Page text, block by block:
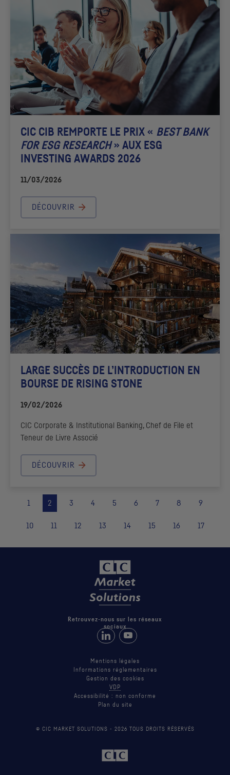
CIC CIB REMPORTE LE PRIX « BEST BANK
FOR ESGRESEARCH» AUX ESG
INVESTING AWARDS 2026
11/03/2026
DÉCOUVRIR
LARGE SUCCÈS DE L’INTRODUCTION EN
BOURSE DE RISING STONE
19/02/2026
CIC Corporate & Institutional
Banking, Chef de File et
Teneur de Livre Associé
DÉCOUVRIR
1 2 3 4 5 6 7 8 9
10 11 12 13 14 15 16 17
Retrouvez-nous sur les réseaux
sociaux
Retrouvez-nous sur LinkedIn
Suivez-nous sur Youtube
Mentions légales
Informations réglementaires
Gestion des cookies
VDP
Accessibilité : non conforme
Plan du site
© CIC MARKET SOLUTIONS - 2026 TOUS DROITS RÉSERVÉS